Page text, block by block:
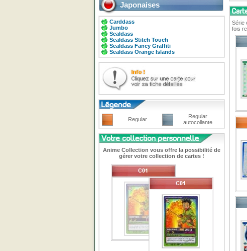
Japonaises
Carddass
Jumbo
Sealdass
Sealdass Stitch Touch
Sealdass Fancy Graffiti
Sealdass Orange Islands
Regular
Regular
autocollante
Anime Collection vous offre la possibilité de
gérer votre collection de cartes !
Série
fois